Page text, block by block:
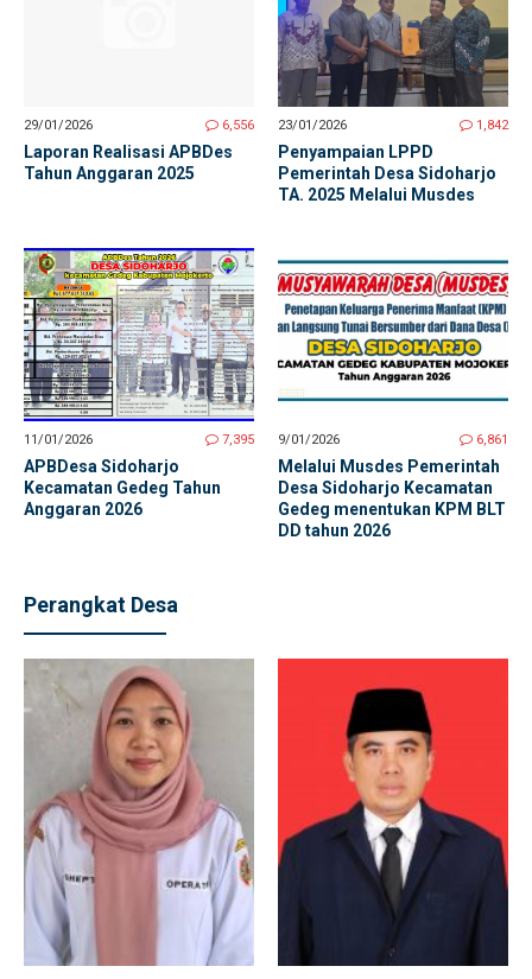
29/01/2026 6,556
Laporan Realisasi APBDes
Tahun Anggaran 2025
23/01/2026 1,842
Penyampaian LPPD
Pemerintah Desa Sidoharjo
TA. 2025 Melalui Musdes
11/01/2026 7,395
APBDesa Sidoharjo
Kecamatan Gedeg Tahun
Anggaran 2026
9/01/2026 6,861
Melalui Musdes Pemerintah
Desa Sidoharjo Kecamatan
Gedeg menentukan KPM BLT
DD tahun 2026
Perangkat Desa